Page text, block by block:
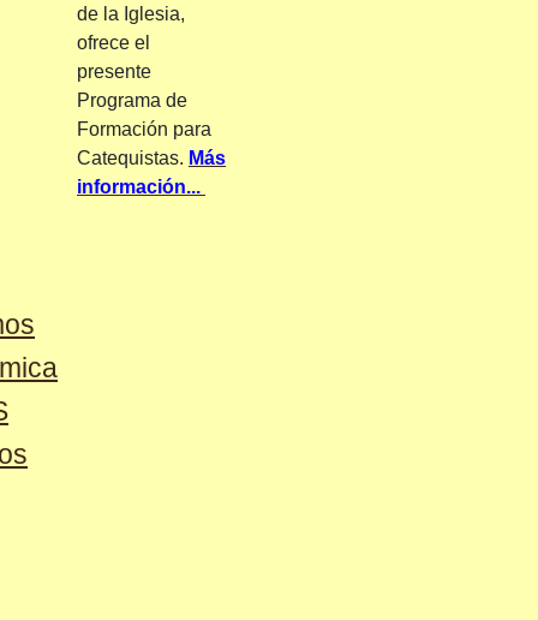
de la Iglesia,
ofrece el
presente
Programa de
Formación para
Catequistas. Más
información...